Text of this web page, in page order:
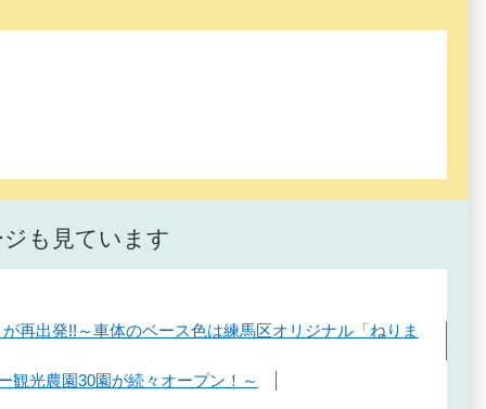
も見ています
再出発!!～車体のベース色は練馬区オリジナル「ねりま
観光農園30園が続々オープン！～